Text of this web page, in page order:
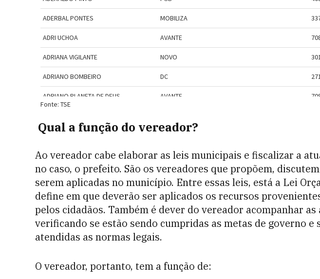
Qual a função do vereador?
Ao vereador cabe elaborar as leis municipais e fiscalizar a
no caso, o prefeito. São os vereadores que propõem,
serem aplicadas no município. Entre essas leis, está a Lei
define em que deverão ser aplicados os recursos
pelos cidadãos. Também é dever do vereador acompanhar as
verificando se estão sendo cumpridas as metas de governo e
atendidas as normas legais.
O vereador, portanto, tem a função de: